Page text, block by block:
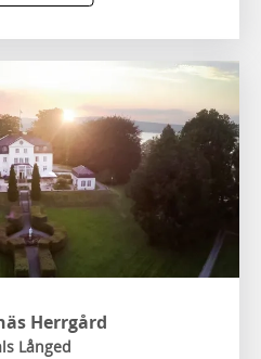
Herrgård
Långed